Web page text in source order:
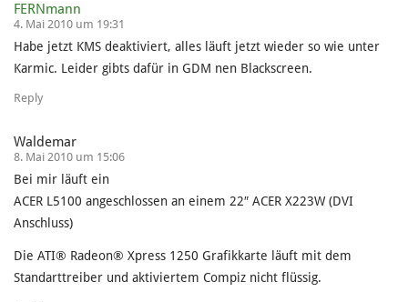
FERNmann
4. Mai 2010 um 19:31
Habe jetzt KMS deaktiviert, alles läuft jetzt wieder so wie unter
Karmic. Leider gibts dafür in GDM nen Blackscreen.
Reply
Waldemar
8. Mai 2010 um 15:06
Bei mir läuft ein
ACER L5100 angeschlossen an einem 22″ ACER X223W (DVI
Anschluss)
Die ATI® Radeon® Xpress 1250 Grafikkarte läuft mit dem
Standarttreiber und aktiviertem Compiz nicht flüssig.